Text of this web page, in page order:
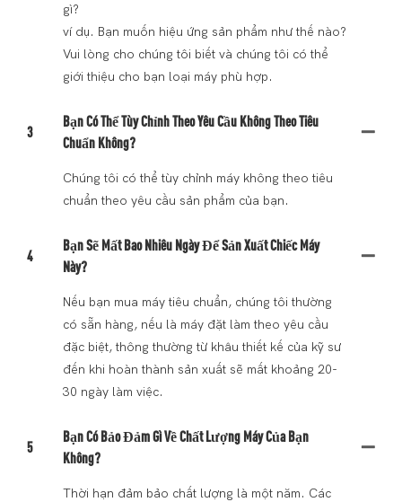
gì?
ví dụ. Bạn muốn hiệu ứng sản phẩm như thế nào?
Vui lòng cho chúng tôi biết và chúng tôi có thể
giới thiệu cho bạn loại máy phù hợp.
3
Bạn Có Thể Tùy Chỉnh Theo Yêu Cầu Không Theo Tiêu
Chuẩn Không?
Chúng tôi có thể tùy chỉnh máy không theo tiêu
chuẩn theo yêu cầu sản phẩm của bạn.
4
Bạn Sẽ Mất Bao Nhiêu Ngày Để Sản Xuất Chiếc Máy
Này?
Nếu bạn mua máy tiêu chuẩn, chúng tôi thường
có sẵn hàng, nếu là máy đặt làm theo yêu cầu
đặc biệt, thông thường từ khâu thiết kế của kỹ sư
đến khi hoàn thành sản xuất sẽ mất khoảng 20-
30 ngày làm việc.
5
Bạn Có Bảo Đảm Gì Về Chất Lượng Máy Của Bạn
Không?
Thời hạn đảm bảo chất lượng là một năm. Các